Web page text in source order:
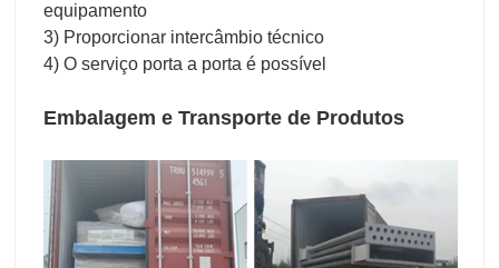
equipamento
3) Proporcionar intercâmbio técnico
4) O serviço porta a porta é possível
Embalagem e Transporte de Produtos